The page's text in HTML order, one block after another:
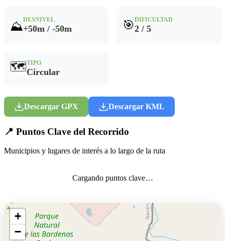
⛰️
DESNIVEL
+50m / -50m 🎯 DIFICULTAD
2 / 5
🗺️TIPO
Circular
Descargar GPX Descargar KML
📍 Puntos Clave del Recorrido
Municipios y lugares de interés a lo largo de la ruta
Cargando puntos clave…
+
−